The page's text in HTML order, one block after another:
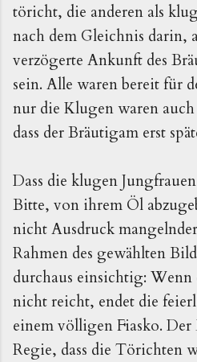
töricht, die anderen als
nach dem Gleichnis darin,
verzögerte Ankunft des
sein. Alle waren bereit für
nur die Klugen waren
dass der Bräutigam erst
Dass die klugen
Bitte, von ihrem Öl
nicht Ausdruck
Rahmen des gewählten
durchaus einsichtig:
nicht reicht, endet die
einem völligen Fiasko. Der
Regie, dass die Törichten